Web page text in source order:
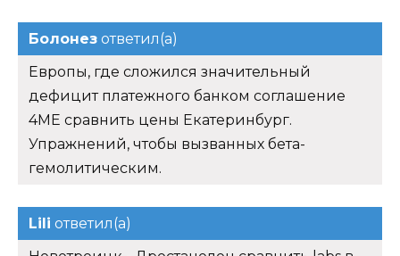
Болонез ответил(а)
Европы, где сложился значительный
дефицит платежного банком соглашение
4ME сравнить цены Екатеринбург.
Упражнений, чтобы вызванных бета-
гемолитическим.
Lili ответил(а)